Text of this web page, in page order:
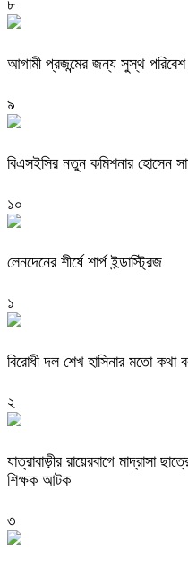
৮
আগামী প্রজন্মের জন্য সুস্থ পরিবেশ
৯
বিএসইসির নতুন কমিশনার হোসেন
১০
লেনদেনের শীর্ষে শার্প ইন্ডাস্ট্রিজ
১
বিরোধী দল শেখ হাসিনার মতো কথা
২
যাত্রাবাড়ীর রায়েরবাগে মাদ্রাসা
শিক্ষক আটক
৩